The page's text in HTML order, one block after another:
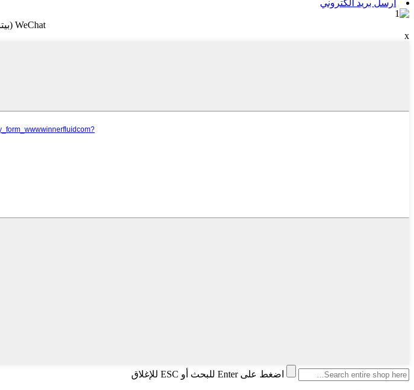
ارسل بريد الكتروني
WeChat (بيتر يان)
x
اضغط على Enter للبحث أو ESC للإغلاق